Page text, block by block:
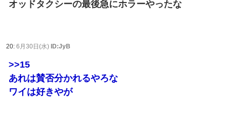
オッドタクシーの最後急にホラーやったな
20: 6月30日(水) ID:JyB
>>15
あれは賛否分かれるやろな
ワイは好きやが